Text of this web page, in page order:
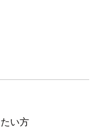
い方